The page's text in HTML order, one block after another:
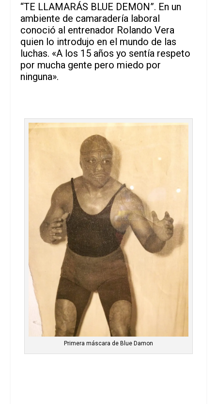
“TE LLAMARÁS BLUE DEMON”. En un
ambiente de camaradería laboral
conoció al entrenador Rolando Vera
quien lo introdujo en el mundo de las
luchas. «A los 15 años yo sentía respeto
por mucha gente pero miedo por
ninguna».
Primera máscara de Blue Damon